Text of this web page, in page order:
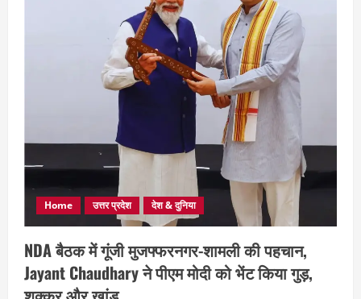
Home उत्तर प्रदेश देश & दुनिया
NDA बैठक में गूंजी मुजफ्फरनगर-शामली की पहचान,
Jayant Chaudhary ने पीएम मोदी को भेंट किया गुड़,